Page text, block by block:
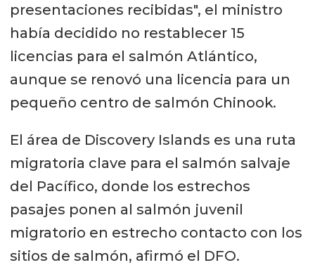
presentaciones recibidas", el ministro
había decidido no restablecer 15
licencias para el salmón Atlántico,
aunque se renovó una licencia para un
pequeño centro de salmón Chinook.
El área de Discovery Islands es una ruta
migratoria clave para el salmón salvaje
del Pacífico, donde los estrechos
pasajes ponen al salmón juvenil
migratorio en estrecho contacto con los
sitios de salmón, afirmó el DFO.